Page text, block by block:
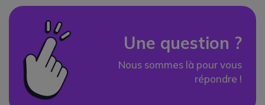
Une question ?
Nous sommes là pour vous
répondre !